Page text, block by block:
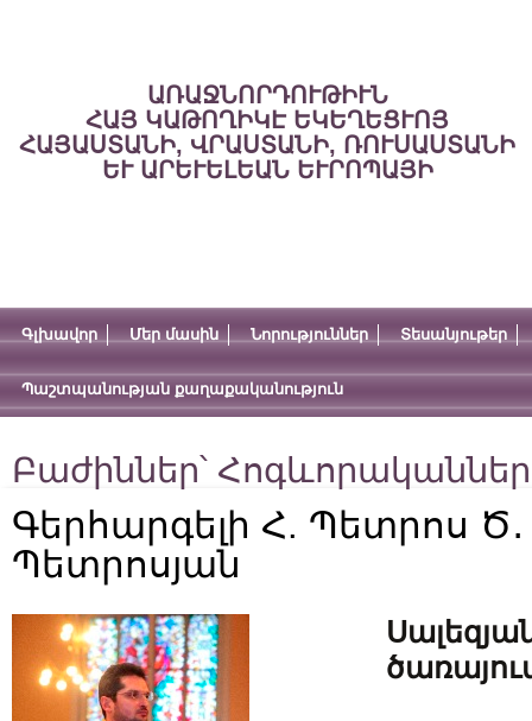
ԱՌԱՋՆՈՐԴՈՒԹԻՒՆ
ՀԱՅ ԿԱԹՈՂԻԿԷ ԵԿԵՂԵՑՒՈՅ
ՀԱՅԱՍՏԱՆԻ, ՎՐԱՍՏԱՆԻ, ՌՈՒՍԱՍՏԱՆԻ
ԵՒ ԱՐԵՒԵԼԵԱՆ ԵՒՐՈՊԱՅԻ
Գլխավոր Մեր մասին Նորություններ Տեսանյութեր
Պաշտպանության քաղաքականություն
Բաժիններ՝ Հոգևորականներ
Գերհարգելի Հ. Պետրոս Ծ․
Պետրոսյան